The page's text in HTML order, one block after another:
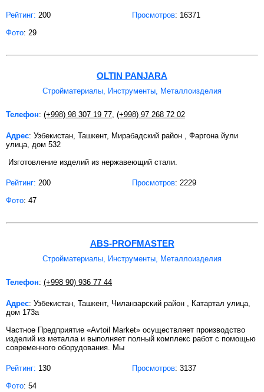
Рейтинг: 200 Просмотров: 16371
Фото: 29
OLTIN PANJARA
Стройматериалы, Инструменты, Металлоизделия
Телефон: (+998) 98 307 19 77, (+998) 97 268 72 02
Адрес: Узбекистан, Ташкент, Мирабадский район , Фаргона йули
улица, дом 532
Изготовление изделий из нержавеющий стали.
Рейтинг: 200 Просмотров: 2229
Фото: 47
ABS-PROFMASTER
Стройматериалы, Инструменты, Металлоизделия
Телефон: (+998 90) 936 77 44
Адрес: Узбекистан, Ташкент, Чиланзарский район , Катартал улица,
дом 173а
Частное Предприятие «Avtoil Market» осуществляет производство
изделий из металла и выполняет полный комплекс работ с помощью
современного оборудования. Мы
Рейтинг: 130 Просмотров: 3137
Фото: 54